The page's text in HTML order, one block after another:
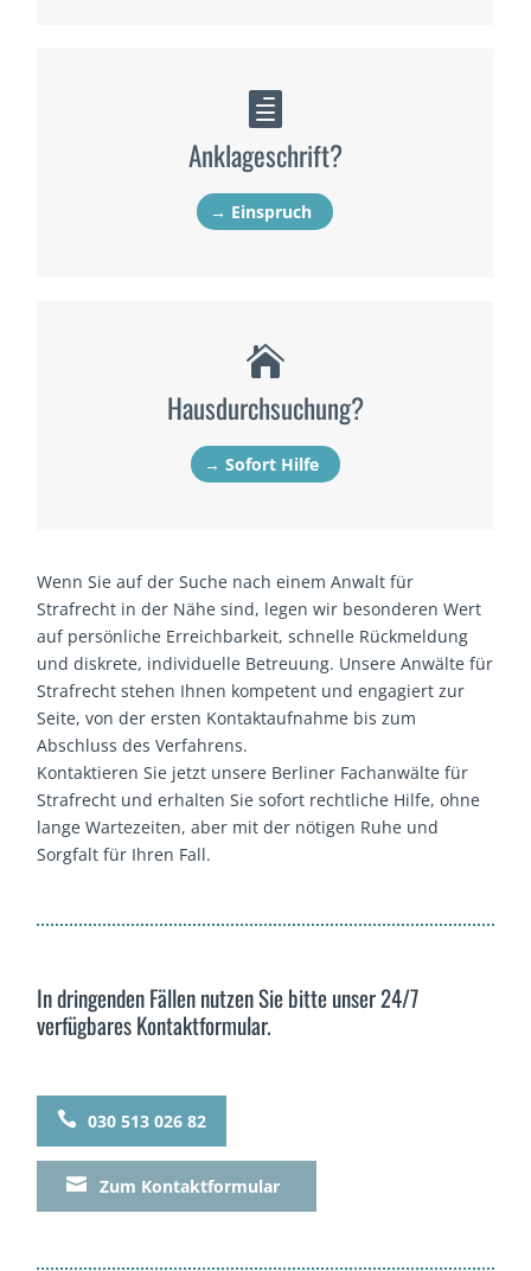

Anklageschrift?
→ Einspruch

Hausdurchsuchung?
→ Sofort Hilfe
Wenn Sie auf der Suche nach einem Anwalt für
Strafrecht in der Nähe sind, legen wir besonderen Wert
auf persönliche Erreichbarkeit, schnelle Rückmeldung
und diskrete, individuelle Betreuung. Unsere Anwälte für
Strafrecht stehen Ihnen kompetent und engagiert zur
Seite, von der ersten Kontaktaufnahme bis zum
Abschluss des Verfahrens.
Kontaktieren Sie jetzt unsere Berliner Fachanwälte für
Strafrecht und erhalten Sie sofort rechtliche Hilfe, ohne
lange Wartezeiten, aber mit der nötigen Ruhe und
Sorgfalt für Ihren Fall.
In dringenden Fällen nutzen Sie bitte unser 24/7
verfügbares Kontaktformular.
 030 513 026 82
 Zum Kontaktformular